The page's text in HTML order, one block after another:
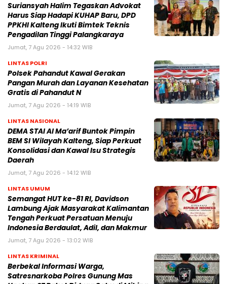
Suriansyah Halim Tegaskan Advokat
Harus Siap Hadapi KUHAP Baru, DPD
PPKHI Kalteng Ikuti Bimtek Teknis
Pengadilan Tinggi Palangkaraya
Jumat, 7 Agu 2026 - 14:32 WIB
LINTAS POLRI
Polsek Pahandut Kawal Gerakan
Pangan Murah dan Layanan Kesehatan
Gratis di Pahandut N
Jumat, 7 Agu 2026 - 14:19 WIB
LINTAS NASIONAL
DEMA STAI Al Ma’arif Buntok Pimpin
BEM SI Wilayah Kalteng, Siap Perkuat
Konsolidasi dan Kawal Isu Strategis
Daerah
Jumat, 7 Agu 2026 - 14:12 WIB
LINTAS UMUM
Semangat HUT ke-81 RI, Davidson
Lambung Ajak Masyarakat Kalimantan
Tengah Perkuat Persatuan Menuju
Indonesia Berdaulat, Adil, dan Makmur
Jumat, 7 Agu 2026 - 13:02 WIB
LINTAS KRIMINAL
Berbekal Informasi Warga,
Satresnarkoba Polres Gunung Mas